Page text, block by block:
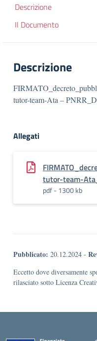
Descrizione
Il Documento
Descrizione
tutor-team-Ata –
Allegati
tutor-team-
pdf - 1300 kb
Pubblicato: 20.12.2024 -
Eccetto dove diversamente
rilasciato sotto Licenza